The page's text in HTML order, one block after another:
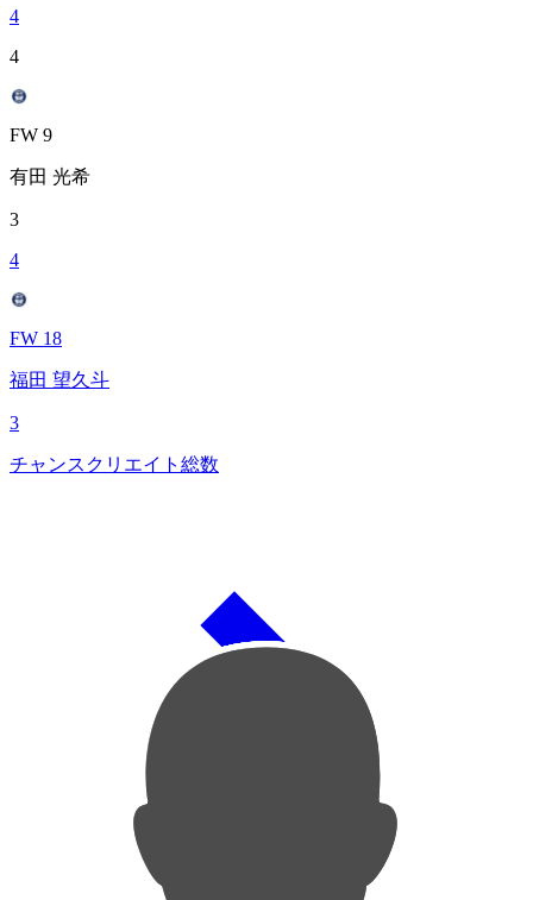
4
4
FW 9
有田 光希
3
4
FW 18
福田 望久斗
3
チャンスクリエイト総数